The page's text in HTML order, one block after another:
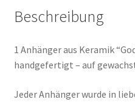
Beschreibung
1 Anhänger aus Keramik
handgefertigt – auf
Jeder Anhänger wurde in